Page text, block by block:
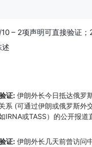
10 – 2项声明可直接验证
证: 伊朗外长今日抵达俄罗
系 (可通过伊朗或俄罗斯外
IRNA或TASS）的公开报道
证: 伊朗外长几天前曾访问